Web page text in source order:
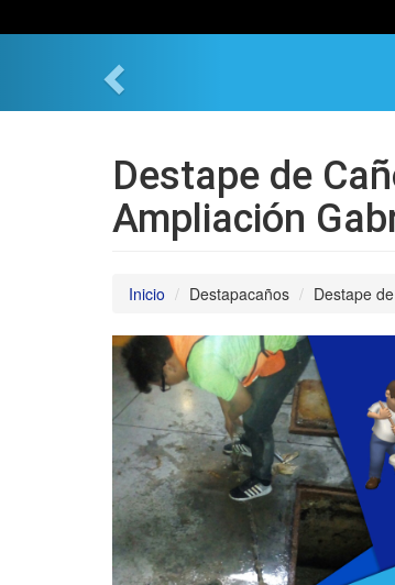
Destape de
Ampliación
Inicio Destapacaños Destape